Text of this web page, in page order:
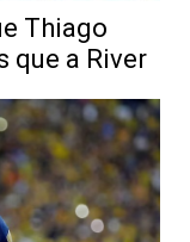
Thiago
que a River